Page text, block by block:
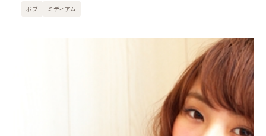
ボブ ミディアム